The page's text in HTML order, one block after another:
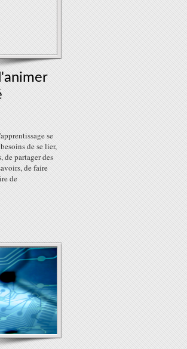
se
de se lier,
de partager des
de faire
de